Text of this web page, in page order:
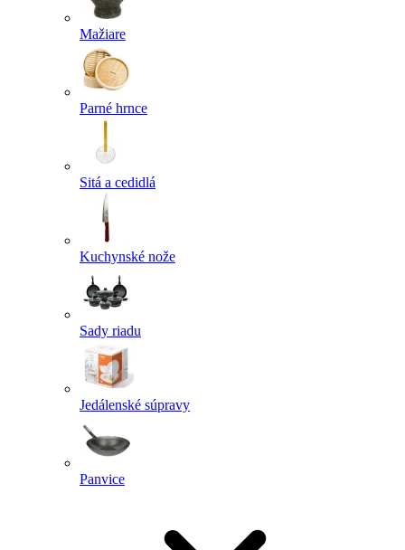
Mažiare
Parné hrnce
Sitá a cedidlá
Kuchynské nože
Sady riadu
Jedálenské súpravy
Panvice